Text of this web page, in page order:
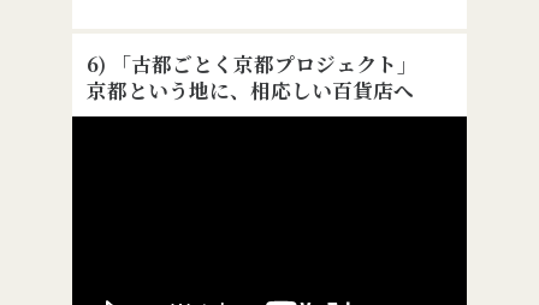
6) 「古都ごとく京都プロジェクト」
京都という地に、相応しい百貨店へ